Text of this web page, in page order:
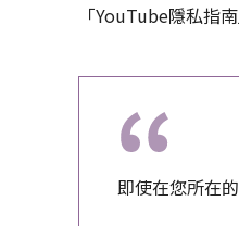
「YouTube隱私指
即使在您所在